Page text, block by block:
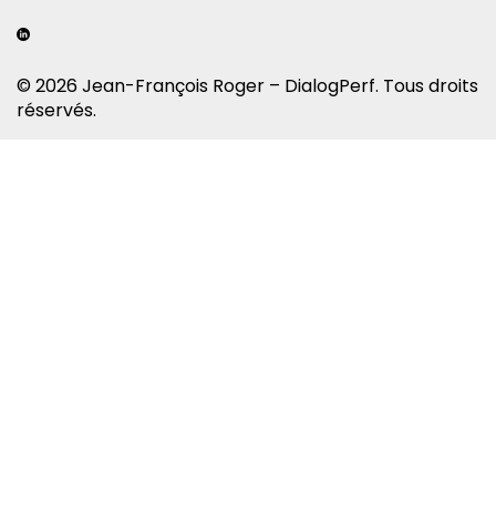
© 2026 Jean-François Roger – DialogPerf. Tous droits
réservés.